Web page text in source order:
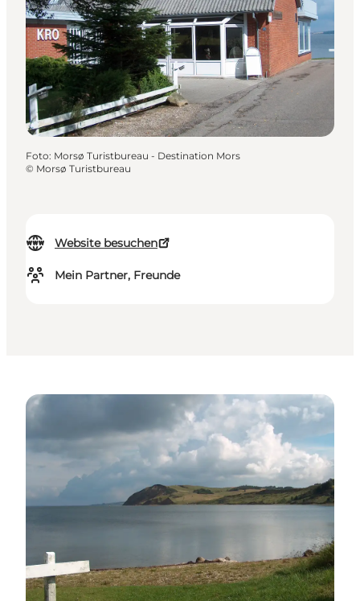
Website besuchen
Mein Partner, Freunde
Foto: Morsø Turistbureau - Destination Mors
© Morsø Turistbureau